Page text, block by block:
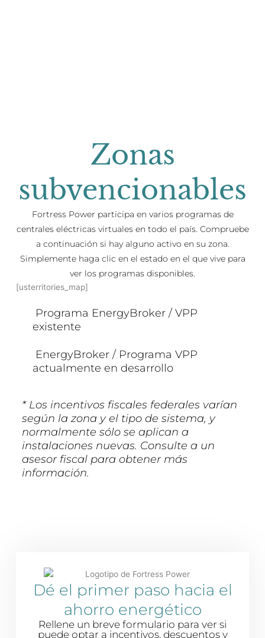
Zonas
subvencionables
Fortress Power participa en varios programas de
centrales eléctricas virtuales en todo el país. Compruebe
a continuación si hay alguno activo en su zona.
Simplemente haga clic en el estado en el que vive para
ver los programas disponibles.
[usterritories_map]
Programa EnergyBroker / VPP
existente
EnergyBroker / Programa VPP
actualmente en desarrollo
* Los incentivos fiscales federales varían
según la zona y el tipo de sistema, y
normalmente sólo se aplican a
instalaciones nuevas. Consulte a un
asesor fiscal para obtener más
información.
Dé el primer paso hacia el
ahorro energético
Rellene un breve formulario para ver si
puede optar a incentivos, descuentos y